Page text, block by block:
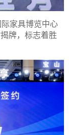
家具博览中心
牌，标志着胜